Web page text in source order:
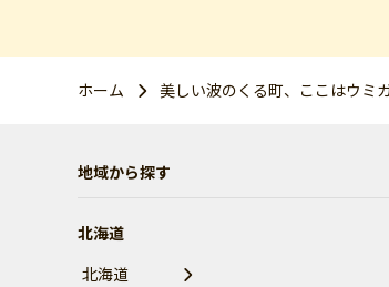
ホーム 美しい波のくる町、ここはウミ
地域から探す
北海道
北海道